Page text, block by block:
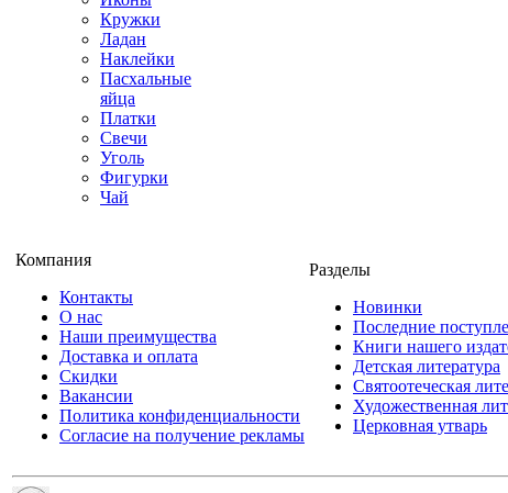
Кружки
Ладан
Наклейки
Пасхальные
яйца
Платки
Свечи
Уголь
Фигурки
Чай
Компания
Контакты
О нас
Наши преимущества
Доставка и оплата
Скидки
Вакансии
Политика конфиденциальности
Согласие на получение рекламы
Разделы
Новинки
Последние
Книги нашего
Детская литература
Святоотеческая
Художественная
Церковная утварь